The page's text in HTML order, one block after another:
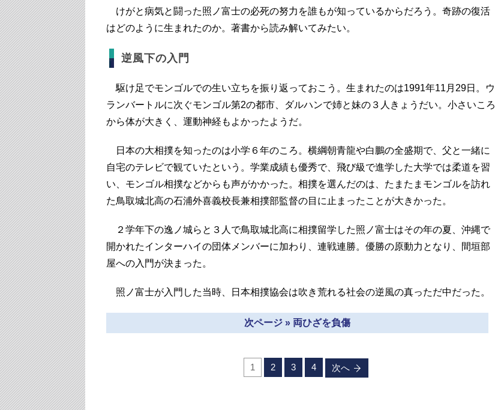
けがと病気と闘った照ノ富士の必死の努力を誰もが知っているからだろう。奇跡の復活
はどのように生まれたのか。著書から読み解いてみたい。
逆風下の入門
駆け足でモンゴルでの生い立ちを振り返っておこう。生まれたのは1991年11月29日。ウ
ランバートルに次ぐモンゴル第2の都市、ダルハンで姉と妹の３人きょうだい。小さいころ
から体が大きく、運動神経もよかったようだ。
日本の大相撲を知ったのは小学６年のころ。横綱朝青龍や白鵬の全盛期で、父と一緒に
自宅のテレビで観ていたという。学業成績も優秀で、飛び級で進学した大学では柔道を習
い、モンゴル相撲などからも声がかかった。相撲を選んだのは、たまたまモンゴルを訪れ
た鳥取城北高の石浦外喜義校長兼相撲部監督の目に止まったことが大きかった。
２学年下の逸ノ城らと３人で鳥取城北高に相撲留学した照ノ富士はその年の夏、沖縄で
開かれたインターハイの団体メンバーに加わり、連戦連勝。優勝の原動力となり、間垣部
屋への入門が決まった。
照ノ富士が入門した当時、日本相撲協会は吹き荒れる社会の逆風の真っただ中だった。
次ページ » 両ひざを負傷
1 2 3 4 次へ